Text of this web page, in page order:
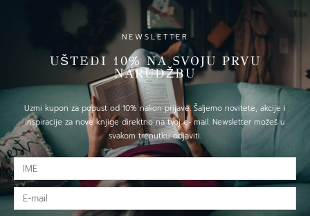
NEWSLETTER
UŠTEDI 10% NA SVOJU PRVU
NARUDŽBU
Uzmi kupon za popust od 10% nakon prijave. Šaljemo novitete, akcije i
inspiracije za nove knjige direktno na tvoj e- mail. Newsletter možeš u
svakom trenutku odjaviti.
IME
E-
mail